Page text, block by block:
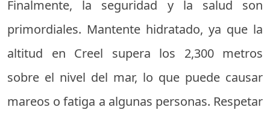
Finalmente, la seguridad y la salud son
primordiales. Mantente hidratado, ya que la
altitud en Creel supera los 2,300 metros
sobre el nivel del mar, lo que puede causar
mareos o fatiga a algunas personas. Respetar